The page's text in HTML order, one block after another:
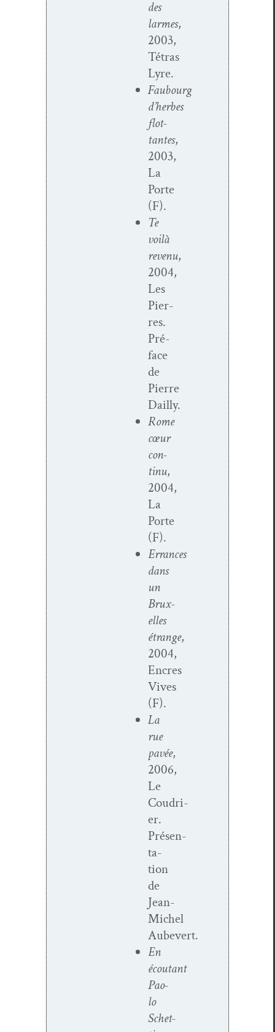
des
larmes,
2003,
Tétras
Lyre.
Faubourg
d’herbes
flot­
tantes,
2003,
La
Porte
(F).
Te
voilà
revenu,
2004,
Les
Pier­
res.
Pré­
face
de
Pierre
Dailly.
Rome
cœur
con­
tinu,
2004,
La
Porte
(F).
Errances
dans
un
Brux­
elles
étrange,
2004,
Encres
Vives
(F).
La
rue
pavée,
2006,
Le
Coudri­
er.
Présen­
ta­
tion
de
Jean-
Michel
Aubevert.
En
écoutant
Pao­
lo
Schet­